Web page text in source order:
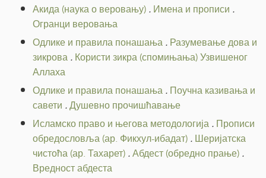
Акида (наука о веровању).Имена и прописи .
Огранци веровања
Одлике и правила понашања.Разумевање дова и
зикрова.Користи зикра (спомињања) Узвишеног
Аллаха
Одлике и правила понашања.Поучна казивања и
савети .Душевно прочишћавање
Исламско право и његова методологија.Прописи
обредословља (ар. Фикхул-ибадат).Шеријатска
чистоћа (ар. Тахарет).Абдест (обредно прање).
Вредност абдеста